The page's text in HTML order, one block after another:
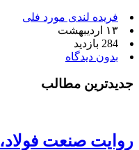
فریده لندی مورد فلی
۱۳ اردیبهشت
284 بازدید
بدون دیدگاه
جدیدترین مطالب
روایت صنعت